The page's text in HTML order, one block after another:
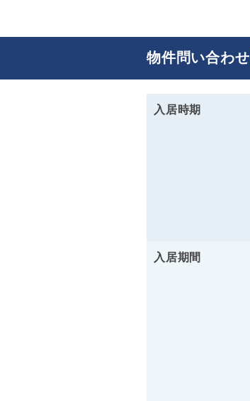
物件問い合わせ
入居時期
入居期間